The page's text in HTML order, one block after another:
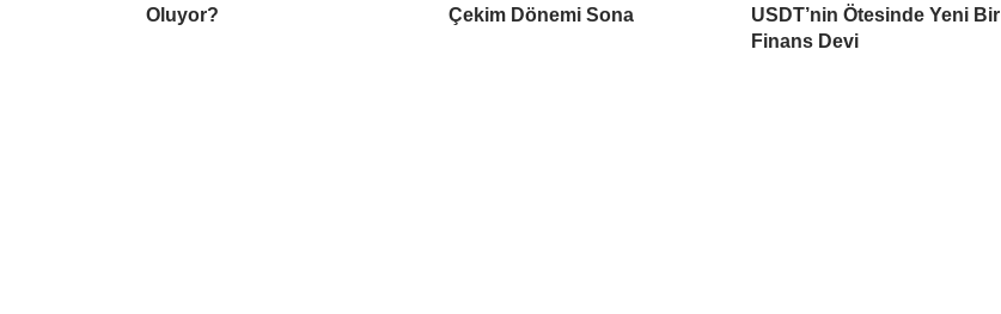
Oluyor?
Çekim Dönemi Sona
USDT’nin Ötesinde Yeni Bir
Finans Devi